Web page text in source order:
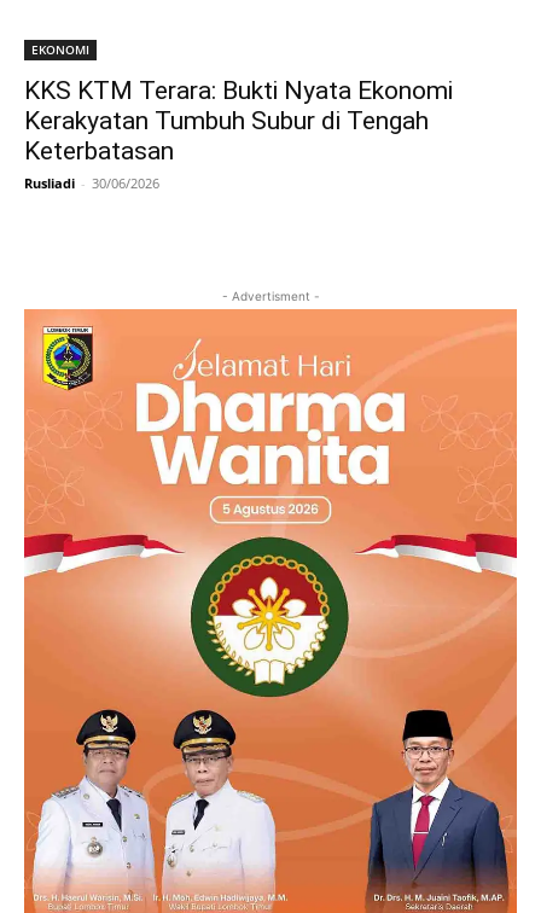
EKONOMI
KKS KTM Terara: Bukti Nyata Ekonomi
Kerakyatan Tumbuh Subur di Tengah
Keterbatasan
Rusliadi - 30/06/2026
- Advertisment -